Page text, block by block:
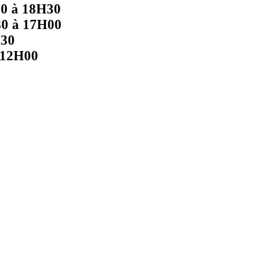
à 18H30
à 17H00